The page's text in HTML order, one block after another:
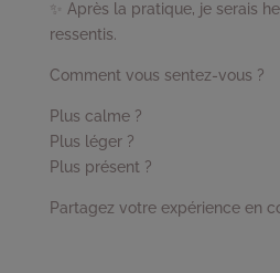
✨ Après la pratique, je serais
ressentis.
Comment vous sentez-vous ?
Plus calme ?
Plus léger ?
Plus présent ?
Partagez votre expérience en